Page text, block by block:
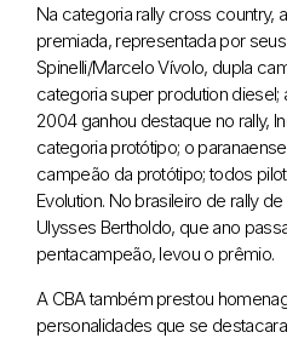
Na categoria rally cross country,
premiada, representada por
Spinelli/Marcelo Vívolo, dupla
categoria super prodution
2004 ganhou destaque no rally,
categoria protótipo; o
campeão da protótipo; todos
Evolution. No brasileiro de rally
Ulysses Bertholdo, que ano
pentacampeão, levou o prêmio.
A CBA também prestou
personalidades que se